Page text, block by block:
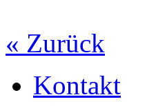
« Zurück
Kontakt